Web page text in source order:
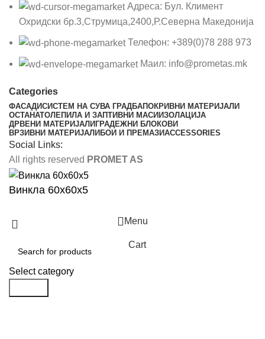
Адреса: Бул. Климент
Охридски бр.3,Струмица,2400,Р.Северна Македонија
Телефон: +389(0)78 288 973
Маил: info@prometas.mk
Categories
ФАСАДИСИСТЕМ НА СУВА ГРАДБАПОКРИВНИ МАТЕРИЈАЛИ
ОСТАНАТОЛЕПИЛА И ЗАПТИВНИ МАСИ ИЗОЛАЦИЈА
ДРВЕНИ МАТЕРИЈАЛИ ГРАДЕЖНИ БЛОКОВИ
ВРЗИВНИ МАТЕРИЈАЛИ БОИ И ПРЕМАЗИACCESSORIES
Social Links:
All rights reserved PROMET AS
Винкла 60х60х5
Select category
Menu
Cart